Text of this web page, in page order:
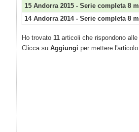
15 Andorra 2015 - Serie completa 8
14 Andorra 2014 - Serie completa 8
Ho trovato 11 articoli che rispondono
Clicca su Aggiungi per mettere